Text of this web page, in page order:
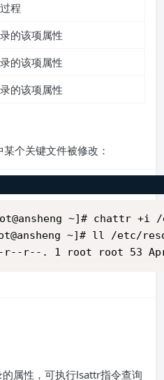
程
的该项属性
的该项属性
的该项属性
个关键文件被修改：
~]# chattr +i
~]# ll /etc/
r--r--. 1 root root 53
属性，可执行lsattr指令查询